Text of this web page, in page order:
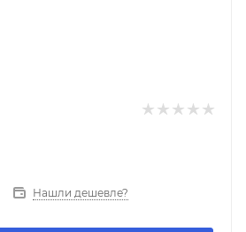
Нашли дешевле?